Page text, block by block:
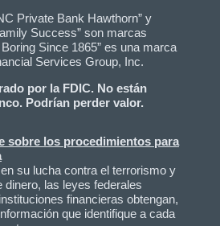
Private Bank Hawthorn” y
Success” son marcas
Since 1865” es una marca
Services Group, Inc.
por la FDIC. No están
Podrían perder valor.
sobre los procedimientos para
su lucha contra el terrorismo y
dinero, las leyes federales
financieras obtengan,
que identifique a cada